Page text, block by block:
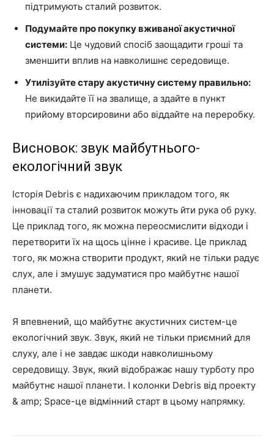
підтримують сталий розвиток.
Подумайте про покупку вживаної акустичної
системи: Це чудовий спосіб заощадити гроші та
зменшити вплив на навколишнє середовище.
Утилізуйте стару акустичну систему правильно:
Не викидайте її на звалище, а здайте в пункт
прийому вторсировини або віддайте на переробку.
Висновок: звук майбутнього-
екологічний звук
Історія Debris є надихаючим прикладом того, як
інновації та сталий розвиток можуть йти рука об руку.
Це приклад того, як можна переосмислити відходи і
перетворити їх на щось цінне і красиве. Це приклад
того, як можна створити продукт, який не тільки радує
слух, але і змушує задуматися про майбутнє нашої
планети.
Я впевнений, що майбутнє акустичних систем-це
екологічний звук. Звук, який не тільки приємний для
слуху, але і не завдає шкоди навколишньому
середовищу. Звук, який відображає нашу турботу про
майбутнє нашої планети. І колонки Debris від проекту
& amp; Space-це відмінний старт в цьому напрямку.